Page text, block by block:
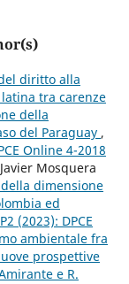
diritto alla
tra carenze
della
del Paraguay ,
Online 4-2018
Mosquera
dimensione
ed
(2023): DPCE
ambientale fra
prospettive
e R.